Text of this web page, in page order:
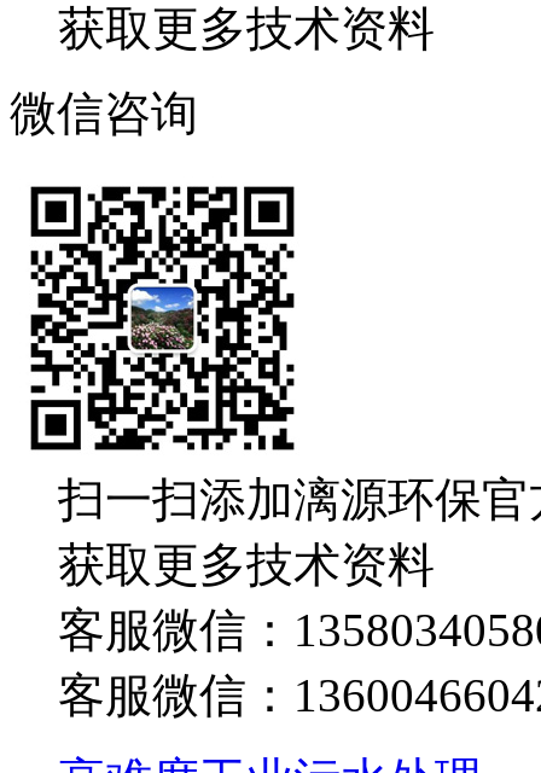
获取更多技术资料
微信咨询
扫一扫添加漓源环保
获取更多技术资料
客服微信：
客服微信：